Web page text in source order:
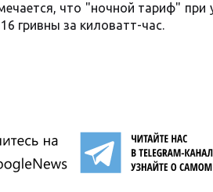
что "ночной тариф"
гривны за киловатт-час.